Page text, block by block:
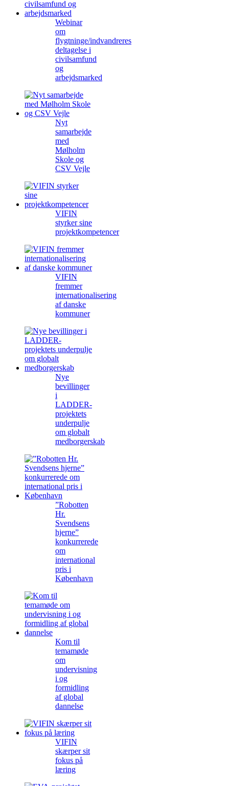
Webinar
om
flygtninge/indvandreres
deltagelse i
civilsamfund
og
arbejdsmarked
Nyt
samarbejde
med
Mølholm
Skole og
CSV Vejle
VIFIN
styrker sine
projektkompetencer
VIFIN
fremmer
internationalisering
af danske
kommuner
Nye
bevillinger
i
LADDER-
projektets
underpulje
om globalt
medborgerskab
”Robotten
Hr.
Svendsens
hjerne”
konkurrerede
om
international
pris i
København
Kom til
temamøde
om
undervisning
i og
formidling
af global
dannelse
VIFIN
skærper sit
fokus på
læring